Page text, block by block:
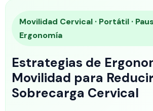
Movilidad Cervical · Portátil ·
Ergonomía
Estrategias de
Movilidad para
Sobrecarga Cervical